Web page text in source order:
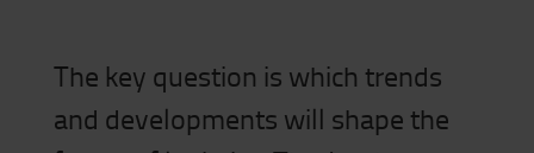
The key question is which trends
and developments will shape the